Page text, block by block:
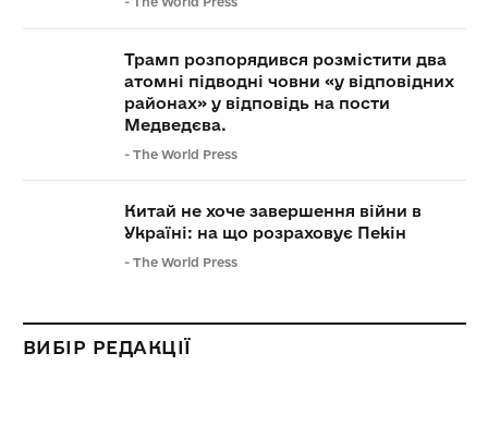
Трамп розпорядився розмістити два
атомні підводні човни «у відповідних
районах» у відповідь на пости
Медведєва.
- The World Press
Китай не хоче завершення війни в
Україні: на що розраховує Пекін
- The World Press
ВИБІР РЕДАКЦІЇ